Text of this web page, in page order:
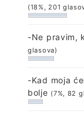
(18%, 201
-Ne pravim,
glasova)
-Kad moja
bolje (7%, 82